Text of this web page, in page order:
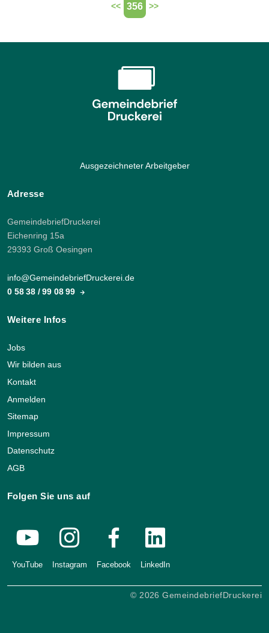
<< 356 >>
Ausgezeichneter Arbeitgeber
Adresse
GemeindebriefDruckerei
Eichenring 15a
29393 Groß Oesingen
info@GemeindebriefDruckerei.de
0 58 38 / 99 08 99
Weitere Infos
Jobs
Wir bilden aus
Kontakt
Anmelden
Sitemap
Impressum
Datenschutz
AGB
Folgen Sie uns auf
YouTube Instagram Facebook LinkedIn
© 2026 GemeindebriefDruckerei